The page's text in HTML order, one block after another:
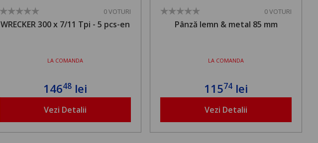
0 VOTURI
WRECKER 300 x 7/11 Tpi - 5 pcs-en
LA COMANDA
14648 lei
Vezi Detalii
0 VOTURI
Pânză lemn & metal 85 mm
LA COMANDA
11574 lei
Vezi Detalii